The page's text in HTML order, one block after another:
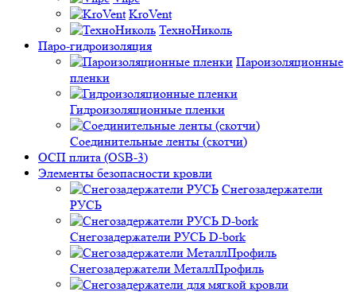
KroVent
ТехноНиколь
Паро-гидроизоляция
Пароизоляционные
пленки
Гидроизоляционные пленки
Соединительные ленты (скотчи)
ОСП плита (OSB-3)
Элементы безопасности кровли
Снегозадержатели
РУСЬ
Снегозадержатели РУСЬ D-bork
Снегозадержатели МеталлПрофиль